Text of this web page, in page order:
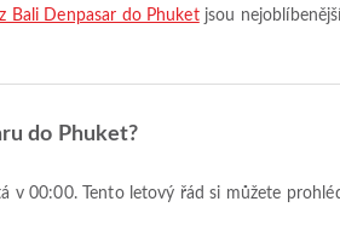
Bali Denpasar do Phuketjsou
do Phuket?
v 00:00. Tento letový řád si můžete